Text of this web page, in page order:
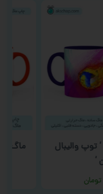
توپ والیبال
‘
تومان
ماگ روز